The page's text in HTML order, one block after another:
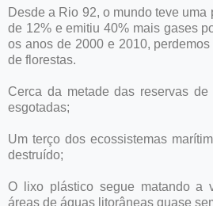
Desde a Rio 92, o mundo teve
de 12% e emitiu 40% mais gases
os anos de 2000 e 2010,
de florestas.
Cerca da metade das reservas
esgotadas;
Um terço dos ecossistemas
destruído;
O lixo plástico segue matando a
áreas de águas litorâneas quase